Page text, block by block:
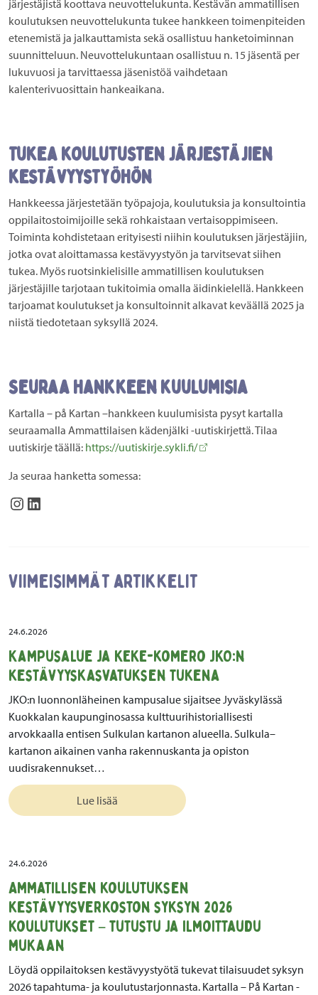
järjestäjistä koottava neuvottelukunta. Kestävän ammatillisen
koulutuksen neuvottelukunta tukee hankkeen toimenpiteiden
etenemistä ja jalkauttamista sekä osallistuu hanketoiminnan
suunnitteluun. Neuvottelukuntaan osallistuu n. 15 jäsentä per
lukuvuosi ja tarvittaessa jäsenistöä vaihdetaan
kalenterivuosittain hankeaikana.
Tukea koulutusten järjestäjien
kestävyystyöhön
Hankkeessa järjestetään työpajoja, koulutuksia ja konsultointia
oppilaitostoimijoille sekä rohkaistaan vertaisoppimiseen.
Toiminta kohdistetaan erityisesti niihin koulutuksen järjestäjiin,
jotka ovat aloittamassa kestävyystyön ja tarvitsevat siihen
tukea. Myös ruotsinkielisille ammatillisen koulutuksen
järjestäjille tarjotaan tukitoimia omalla äidinkielellä. Hankkeen
tarjoamat koulutukset ja konsultoinnit alkavat keväällä 2025 ja
niistä tiedotetaan syksyllä 2024.​
Seuraa hankkeen kuulumisia
Kartalla – på Kartan –hankkeen kuulumisista pysyt kartalla
seuraamalla Ammattilaisen kädenjälki -uutiskirjettä. Tilaa
uutiskirje täällä: https://uutiskirje.sykli.fi/
Ja seuraa hanketta somessa:
kartallaverkosto
Ammatillisen koulutuksen kestävyysverkosto (Kartalla – på Kartan)
Viimeisimmät artikkelit
24.6.2026
Kampusalue ja KEKE-komero JKO:n
kestävyyskasvatuksen tukena
JKO:n luonnonläheinen kampusalue sijaitsee Jyväskylässä
Kuokkalan kaupunginosassa kulttuurihistoriallisesti
arvokkaalla entisen Sulkulan kartanon alueella. Sulkula–
kartanon aikainen vanha rakennuskanta ja opiston
uudisrakennukset…
Lue lisää
24.6.2026
Ammatillisen koulutuksen
kestävyysverkoston syksyn 2026
koulutukset – tutustu ja ilmoittaudu
mukaan
Löydä oppilaitoksen kestävyystyötä tukevat tilaisuudet syksyn
2026 tapahtuma- ja koulutustarjonnasta. Kartalla – På Kartan -